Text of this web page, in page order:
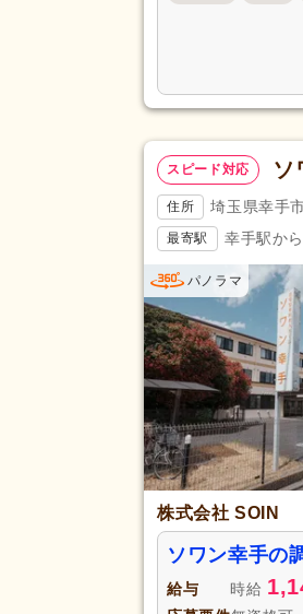
スピード対応 ソ
住所 埼玉県幸手
最寄駅 幸手駅か
パノラマ
株式会社 SOIN
ソワン幸手の
給与 時給